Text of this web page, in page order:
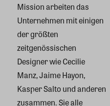
Mission arbeiten das
Unternehmen mit einigen
der größten
zeitgenössischen
Designer wie Cecilie
Manz, Jaime Hayon,
Kasper Salto und anderen
zusammen. Sie alle